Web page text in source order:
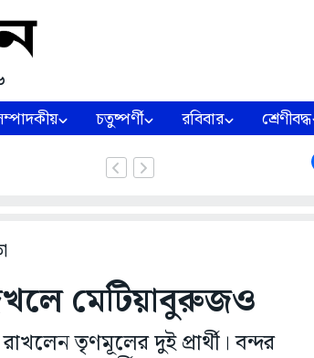
চতুষ্পর্ণী রবিবার শ্রেণীবদ্ধ
মেটিয়াবুরুজও
তৃণমূলের দুই প্রার্থী। বন্দর